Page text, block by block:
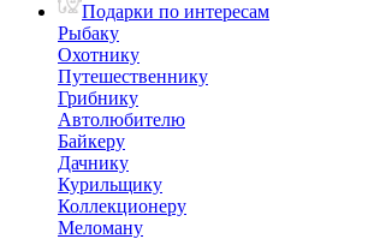
Подарки по интересам
Рыбаку
Охотнику
Путешественнику
Грибнику
Автолюбителю
Байкеру
Дачнику
Курильщику
Коллекционеру
Меломану